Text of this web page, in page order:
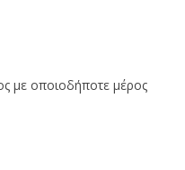
με οποιοδήποτε μέρος